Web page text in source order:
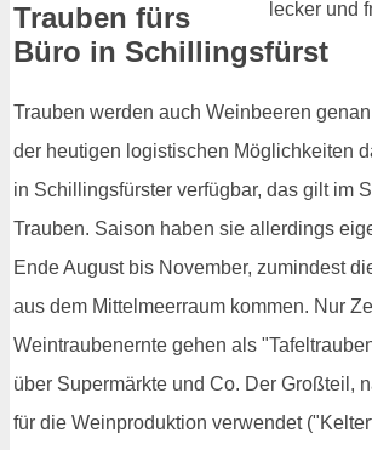
Trauben fürs
Büro in Schillingsfürst
Trauben werden auch Weinbeeren
der heutigen logistischen Möglichkeiten
in Schillingsfürster verfügbar, das gilt im
Trauben. Saison haben sie allerdings
Ende August bis November, zumindest
aus dem Mittelmeerraum kommen. Nur
Weintraubenernte gehen als
über Supermärkte und Co. Der Großteil,
für die Weinproduktion verwendet